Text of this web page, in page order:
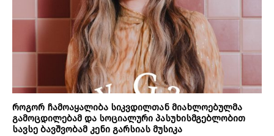
როგორ ჩამოაყალიბა სიკვდილთან მიახლოებულმა
გამოცდილებამ და სოციალური პასუხისმგებლობით
სავსე ბავშვობამ კენი გარსიას მუსიკა